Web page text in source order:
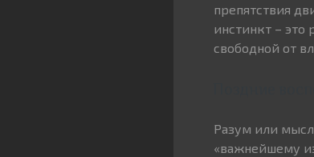
препятствия
инстинкт – это
свободной от
Разум или
«важнейшему